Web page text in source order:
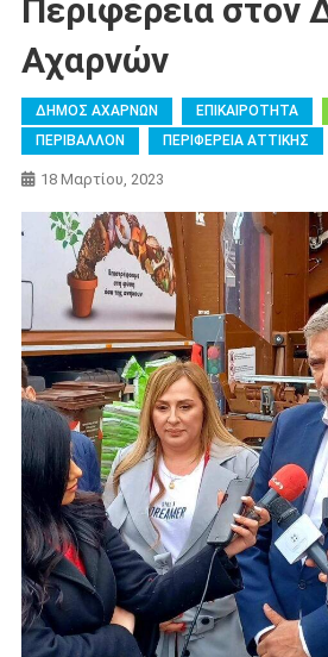
Περιφέρεια στον
Αχαρνών
ΔΗΜΟΣ ΑΧΑΡΝΩΝ ΕΠΙΚΑΙΡΟΤΗΤΑ
ΠΕΡΙΒΑΛΛΟΝ
ΠΕΡΙΦΕΡΕΙΑ ΑΤΤΙΚΗΣ
18 Μαρτίου, 2023